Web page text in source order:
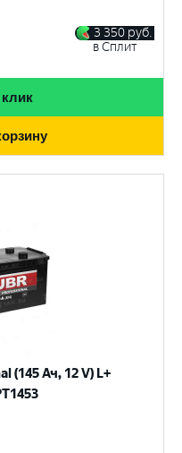
3 350 руб.
в Сплит
(145 Ач, 12 V) L+